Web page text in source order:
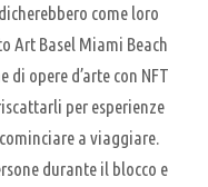
come loro
Art Basel Miami Beach
di opere d’arte con NFT
per esperienze
a viaggiare.
durante il blocco e